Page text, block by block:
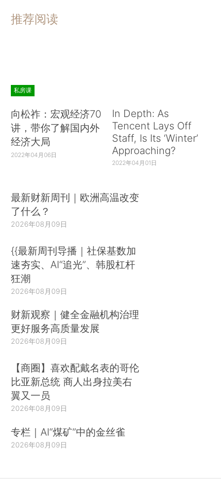
推荐阅读
私房课
向松祚：宏观经济70
讲，带你了解国内外
经济大局
2022年04月06日
In Depth: As
Tencent Lays Off
Staff, Is Its ‘Winter’
Approaching?
2022年04月01日
最新财新周刊｜欧洲高温改变
了什么？
2026年08月09日
{{最新周刊导播｜社保基数加
速夯实、AI“追光”、韩股杠杆
狂潮
2026年08月09日
财新观察｜健全金融机构治理
更好服务高质量发展
2026年08月09日
【商圈】喜欢配戴名表的哥伦
比亚新总统 商人出身拉美右
翼又一员
2026年08月09日
专栏｜AI“煤矿”中的金丝雀
2026年08月09日